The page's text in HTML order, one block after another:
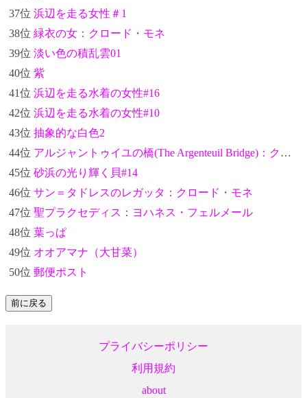
37位 浜辺を走る女性＃1
38位 緑衣の女：クロード・モネ
39位 淡い色の積乱雲01
40位 紫
41位 浜辺を走る水着の女性#16
42位 浜辺を走る水着の女性#10
43位 抽象的な白色2
44位 アルジャントゥイユの橋(The Argenteuil Bridge)：クロード・モネ
45位 砂浜の光り輝く貝#14
46位 サン＝タドレスのレガッタ：クロード・モネ
47位 聖プラクセディス：ヨハネス・フェルメール
48位 葉っぱ
49位 オオアマナ（大甘菜）
50位 郵便ポスト
プライバシーポリシー
利用規約
about